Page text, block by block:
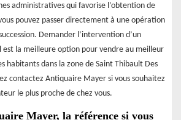
administratives qui favorise l’obtention de
pouvez passer directement à une opération
Demander l’intervention d’un
est la meilleure option pour vendre au meilleur
habitants dans la zone de Saint Thibault Des
contactez Antiquaire Mayer si vous souhaitez
le plus proche de chez vous.
Mayer, la référence si vous